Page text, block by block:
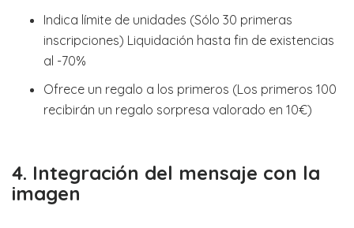
Indica límite de unidades (Sólo 30 primeras
inscripciones) Liquidación hasta fin de existencias
al -70%
Ofrece un regalo a los primeros (Los primeros 100
recibirán un regalo sorpresa valorado en 10€)
4. Integración del mensaje con la
imagen